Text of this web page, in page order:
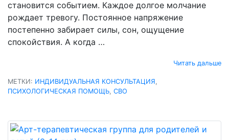
становится событием. Каждое долгое молчание
рождает тревогу. Постоянное напряжение
постепенно забирает силы, сон, ощущение
спокойствия. А когда …
Читать дальше
МЕТКИ: ИНДИВИДУАЛЬНАЯ КОНСУЛЬТАЦИЯ,
ПСИХОЛОГИЧЕСКАЯ ПОМОЩЬ, СВО